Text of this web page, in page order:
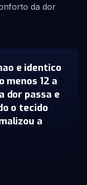
da dor
e identico
menos 12 a
dor passa e
o tecido
a